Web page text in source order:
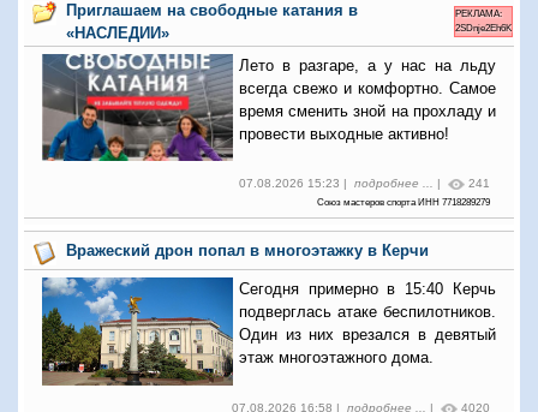
Приглашаем на свободные катания в
«НАСЛЕДИИ»
РЕКЛАМА:
2SDnje2Eh6K
Лето в разгаре, а у нас на льду
всегда свежо и комфортно. Самое
время сменить зной на прохладу и
провести выходные активно!
07.08.2026 15:23 | подробнее ... 241
Союз мастеров спорта ИНН 7718289279
Вражеский дрон попал в многоэтажку в Керчи
Сегодня примерно в 15:40 Керчь
подверглась атаке беспилотников.
Один из них врезался в девятый
этаж многоэтажного дома.
07.08.2026 16:58 | подробнее ... | 4020